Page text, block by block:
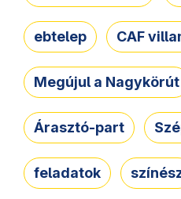
ebtelep CAF
Megújul a Nagykörút
Árasztó-part
feladatok